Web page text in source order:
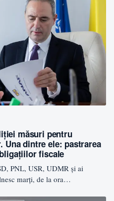
măsuri pentru
dintre ele: pastrarea
fiscale
PNL, USR, UDMR și ai
marți, de la ora…